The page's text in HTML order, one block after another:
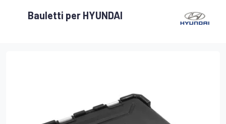
Bauletti per HYUNDAI